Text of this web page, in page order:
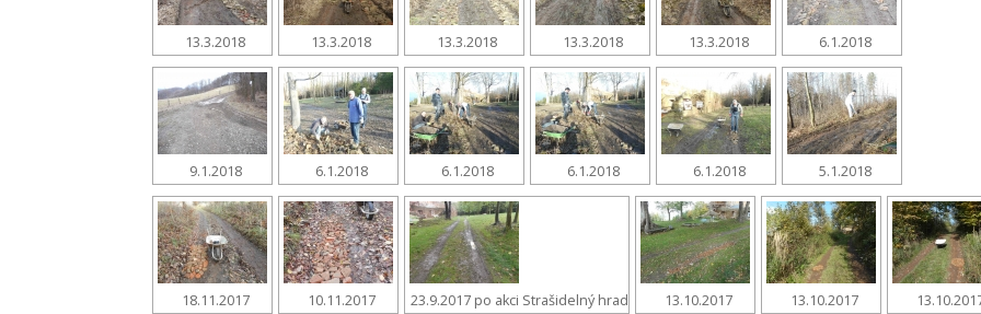
13.3.2018 13.3.2018 13.3.2018 13.3.2018 13.3.2018 6.1.2018
9.1.2018 6.1.2018 6.1.2018 6.1.2018 6.1.2018 5.1.2018
18.11.2017 10.11.2017 23.9.2017 po akci Strašidelný hrad 13.10.2017 13.10.2017